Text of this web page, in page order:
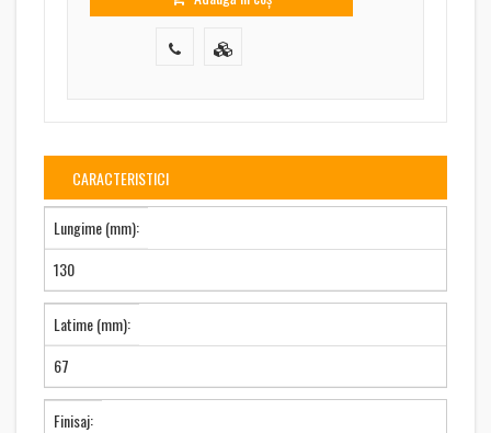
CARACTERISTICI
Lungime (mm):
130
Latime (mm):
67
Finisaj: